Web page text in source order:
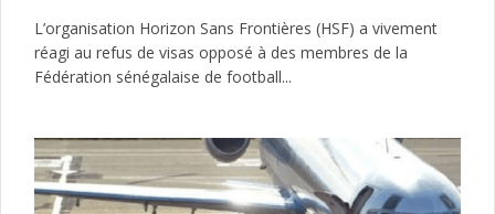
L’organisation Horizon Sans Frontières (HSF) a vivement
réagi au refus de visas opposé à des membres de la
Fédération sénégalaise de football...